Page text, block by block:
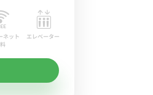
ネット
エレベーター